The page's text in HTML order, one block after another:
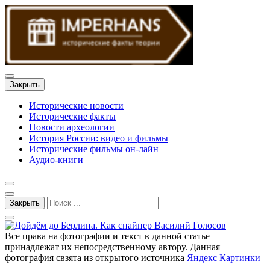
Закрыть
Исторические новости
Исторические факты
Новости археологии
История России: видео и фильмы
Исторические фильмы он-лайн
Аудио-книги
Закрыть
Все права на фотографии и текст в данной статье
принадлежат их непосредственному автору. Данная
фотография свзята из открытого источника Яндекс Картинки